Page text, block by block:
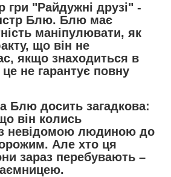
"Райдужні друзі" -
Блю. Блю має
маніпулювати, як
що він не
якщо знаходиться в
не гарантує повну
Блю досить загадкова:
він колись
невідомою людиною до
Але хто ця
зараз перебувають –